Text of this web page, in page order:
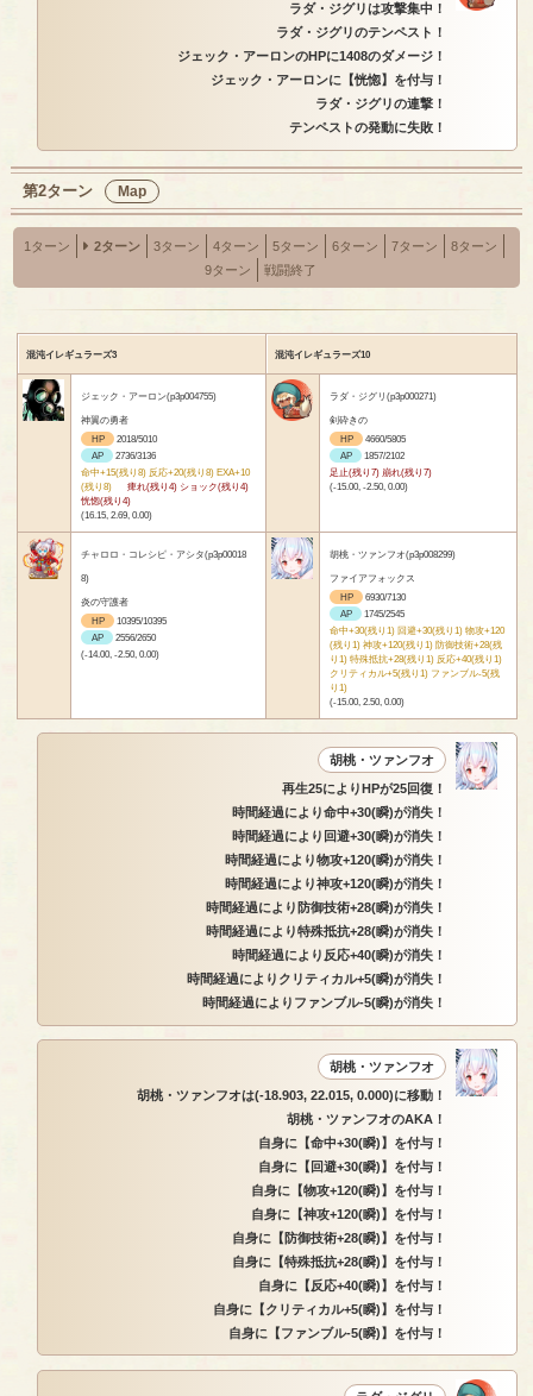
ラダ・ジグリは攻撃集中！
ラダ・ジグリのテンペスト！
ジェック・アーロンのHPに1408のダメージ！
ジェック・アーロンに【恍惚】を付与！
ラダ・ジグリの連撃！
テンペストの発動に失敗！
第2ターン Map
1ターン 2ターン 3ターン 4ターン 5ターン 6ターン 7ターン
8ターン
9ターン
戦闘終了
混沌イレギュラーズ3 混沌イレギュラーズ10
ジェック・アーロン(p3p004755)
神翼の勇者
HP
2018/5010
AP
2736/3136
命中+15(残り8) 反応+20(残り8) EXA+10
(残り8)
痺れ(残り4) ショック(残り4)
恍惚(残り4)
(16.15, 2.69, 0.00)
ラダ・ジグリ(p3p000271)
剣砕きの
HP
4660/5805
AP
1857/2102
足止(残り7) 崩れ(残り7)
(-15.00, -2.50, 0.00)
チャロロ・コレシピ・アシタ(p3p00018
8)
炎の守護者
HP
10395/10395
AP
2556/2650
(-14.00, -2.50, 0.00)
胡桃・ツァンフオ(p3p008299)
ファイアフォックス
HP
6930/7130
AP
1745/2545
命中+30(残り1) 回避+30(残り1) 物攻+120
(残り1) 神攻+120(残り1) 防御技術+28(残
り1) 特殊抵抗+28(残り1) 反応+40(残り1)
クリティカル+5(残り1) ファンブル-5(残
り1)
(-15.00, 2.50, 0.00)
胡桃・ツァンフオ
再生25によりHPが25回復！
時間経過により命中+30(瞬)が消失！
時間経過により回避+30(瞬)が消失！
時間経過により物攻+120(瞬)が消失！
時間経過により神攻+120(瞬)が消失！
時間経過により防御技術+28(瞬)が消失！
時間経過により特殊抵抗+28(瞬)が消失！
時間経過により反応+40(瞬)が消失！
時間経過によりクリティカル+5(瞬)が消失！
時間経過によりファンブル-5(瞬)が消失！
胡桃・ツァンフオ
胡桃・ツァンフオは(-18.903, 22.015, 0.000)に移動！
胡桃・ツァンフオのAKA！
自身に【命中+30(瞬)】を付与！
自身に【回避+30(瞬)】を付与！
自身に【物攻+120(瞬)】を付与！
自身に【神攻+120(瞬)】を付与！
自身に【防御技術+28(瞬)】を付与！
自身に【特殊抵抗+28(瞬)】を付与！
自身に【反応+40(瞬)】を付与！
自身に【クリティカル+5(瞬)】を付与！
自身に【ファンブル-5(瞬)】を付与！